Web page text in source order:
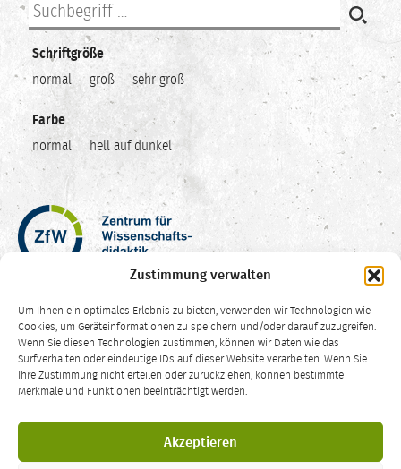
Zustimmung verwalten
Um Ihnen ein optimales Erlebnis zu bieten, verwenden wir Technologien wie
Cookies, um Geräteinformationen zu speichern und/oder darauf zuzugreifen.
Wenn Sie diesen Technologien zustimmen, können wir Daten wie das
Surfverhalten oder eindeutige IDs auf dieser Website verarbeiten. Wenn Sie
Ihre Zustimmung nicht erteilen oder zurückziehen, können bestimmte
Merkmale und Funktionen beeinträchtigt werden.
Akzeptieren
Schriftgröße
normal
groß sehr groß
Farbe
normal
hell auf dunkel
Zentrum
für
Wissenschaftsdidaktik
Ruhr-
Universität
Bochum
CC
SA
Die Inhalte dieser Website sind – sofern nicht anders vermerkt – lizenziert
Creative Commons Namensnennung Weitergabe unter
gleichen Bedingungen 4.0 International Lizenz.